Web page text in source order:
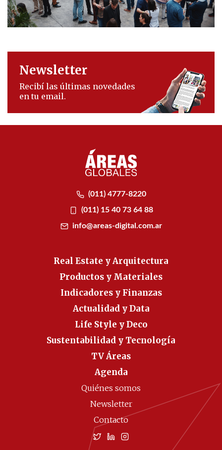
Newsletter
Recibí las últimas novedades
en tu email.
(011) 4777-8220
(011) 15 40 73 64 88
info@areas-digital.com.ar
Real Estate y Arquitectura
Productos y Materiales
Indicadores y Finanzas
Actualidad y Data
Life Style y Deco
Sustentabilidad y Tecnología
TV Áreas
Agenda
Quiénes somos
Newsletter
Contacto